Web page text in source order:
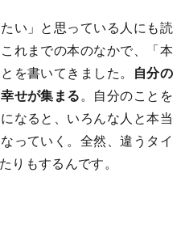
い」と思っている人にも読
れまでの本のなかで、「本
を書いてきました。 自分の
せが集まる。自分のことを
なると、いろんな人と本当
っていく。全然、違うタイ
りもするんです。